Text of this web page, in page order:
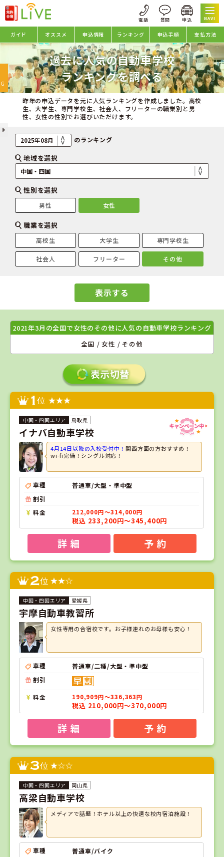
NAVI
ガイド オススメ 申込情報 ランキング 申込手順 支払方法
過去に人気の自動車学校
ランキングを調べる
昨年の申込データを元に人気ランキングを作成しました。高校
生、大学生、専門学校生、社会人、フリーターの職業別と男
性、女性の性別でお選びいただけます。
のランキング
地域を選択
性別を選択
男性 女性
職業を選択
高校生 大学生 専門学校生
社会人 フリーター その他
表示する
2021年3月の全国で女性のその他に人気の自動車学校ランキング
全国 / 女性 / その他
1位
鳥取県
イナバ自動車学校
4月14日以降の入校受付中！関西方面の方おすすめ！
wi-fi完備！シングル対応！
車種
普通車/大型・準中型
割引
料金
212,000円～314,000円
税込 233,200円～345,400円
詳 細 予 約
2位
愛媛県
宇摩自動車教習所
女性専用の合宿校です。お子様連れのお母様も安心！
車種
普通車/二種/大型・準中型
割引
料金 190,909円～336,363円
税込 210,000円～370,000円
詳 細 予 約
3位
岡山県
高梁自動車学校
メディアで話題！ホテル以上の快適な校内宿泊施設！
車種
普通車/バイク